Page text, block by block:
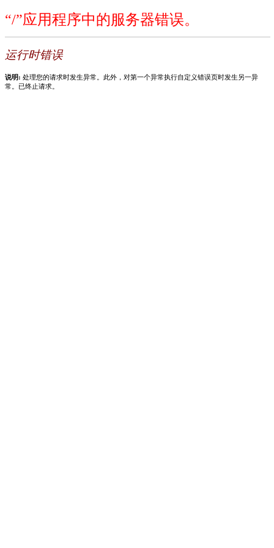
“/”应用程序中的服务器错误。
运行时错误
说明: 处理您的请求时发生异常。此外，对第一个异常执行自定义错误页时发生另一异
常。已终止请求。